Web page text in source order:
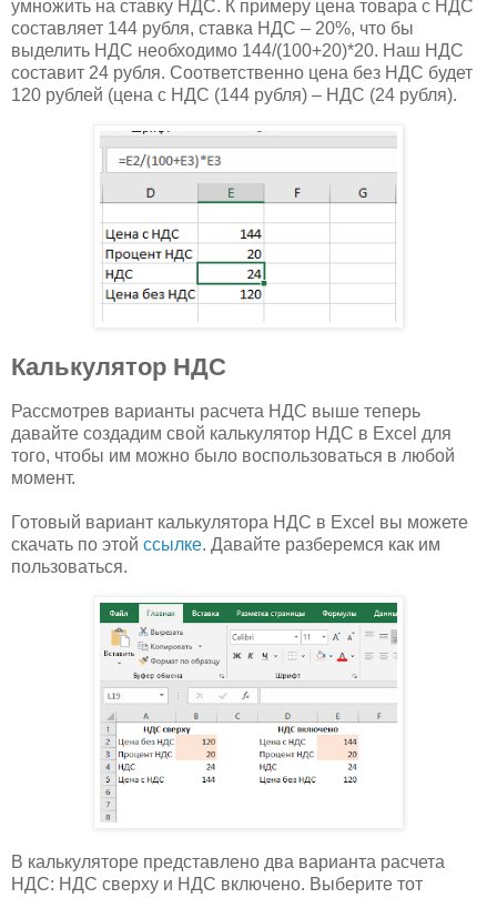
умножить на ставку НДС. К примеру цена товара с НДС
составляет 144 рубля, ставка НДС – 20%, что бы
выделить НДС необходимо 144/(100+20)*20. Наш НДС
составит 24 рубля. Соответственно цена без НДС будет
120 рублей (цена с НДС (144 рубля) – НДС (24 рубля).
Калькулятор НДС
Рассмотрев варианты расчета НДС выше теперь
давайте создадим свой калькулятор НДС в Excel для
того, чтобы им можно было воспользоваться в любой
момент.
Готовый вариант калькулятора НДС в Excel вы можете
скачать по этой ссылке. Давайте разберемся как им
пользоваться.
В калькуляторе представлено два варианта расчета
НДС: НДС сверху и НДС включено. Выберите тот